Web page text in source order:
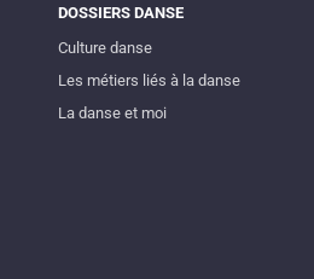
DOSSIERS DANSE
Culture danse
Les métiers liés à la danse
La danse et moi